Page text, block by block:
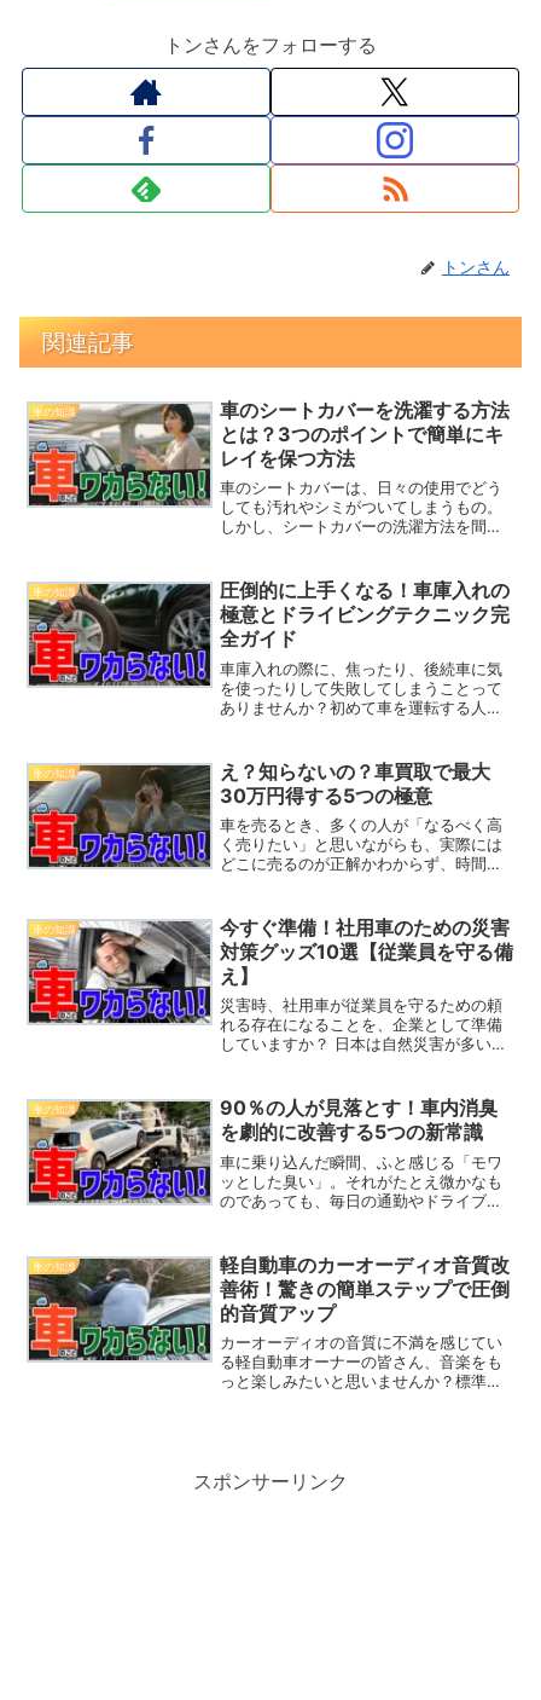
トンさんをフォローする
トンさん
関連記事
車の知識
車のシートカバーを洗濯する方法
とは？3つのポイントで簡単にキ
レイを保つ方法
車のシートカバーは、日々の使用でどう
しても汚れやシミがついてしまうもの。
しかし、シートカバーの洗濯方法を間違
事では、車のシートカバー洗濯の基本的
な方法から、注意すべきポ...
車の知識
圧倒的に上手くなる！車庫入れの
極意とドライビングテクニック完
全ガイド
車庫入れの際に、焦ったり、後続車に気
を使ったりして失敗してしまうことって
ありませんか？初めて車を運転する人か
よね。特に、バックでの車庫入れは難易
度が高く、失敗してしまう...
車の知識
え？知らないの？車買取で最大
30万円得する5つの極意
車を売るとき、多くの人が「なるべく高
く売りたい」と思いながらも、実際には
どこに売るのが正解かわからず、時間と
みに直面しているのではないでしょう
か。例えば、「ディーラー下...
車の知識
今すぐ準備！社用車のための災害
対策グッズ10選【従業員を守る備
え】
災害時、社用車が従業員を守るための頼
れる存在になることを、企業として準備
していますか？ 日本は自然災害が多いた
を守るだけでなく、企業の社会的責任と
しても極めて重要です。...
車の知識
90％の人が見落とす！車内消臭
を劇的に改善する5つの新常識
車に乗り込んだ瞬間、ふと感じる「モワ
ッとした臭い」。それがたとえ微かなも
のであっても、毎日の通勤やドライブが
にはならず、「また臭ってる…」とため
息をつく日々。この記事では...
車の知識
軽自動車のカーオーディオ音質改
善術！驚きの簡単ステップで圧倒
的音質アップ
カーオーディオの音質に不満を感じてい
る軽自動車オーナーの皆さん、音楽をも
っと楽しみたいと思いませんか？標準装
スポンサーリンク